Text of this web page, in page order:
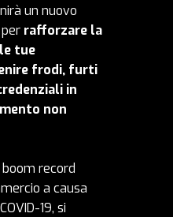
un nuovo
rafforzare la
tue
frodi, furti
in
non
record
a causa
19, si